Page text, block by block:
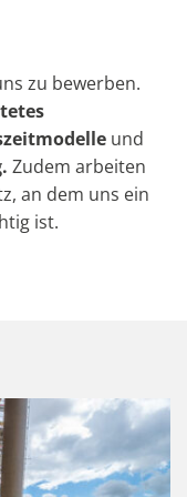
zu bewerben.
und
Zudem arbeiten
an dem uns ein
ist.